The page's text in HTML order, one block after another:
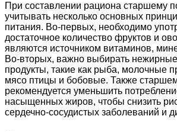
При составлении рациона старшему
учитывать несколько основных
питания. Во-первых, необходимо
достаточное количество фруктов и
являются источником витаминов,
Во-вторых, важно выбирать
продукты, такие как рыба, молочные
мясо птицы и бобовые. Также
рекомендуется уменьшить
насыщенных жиров, чтобы снизить
сердечно-сосудистых заболеваний и